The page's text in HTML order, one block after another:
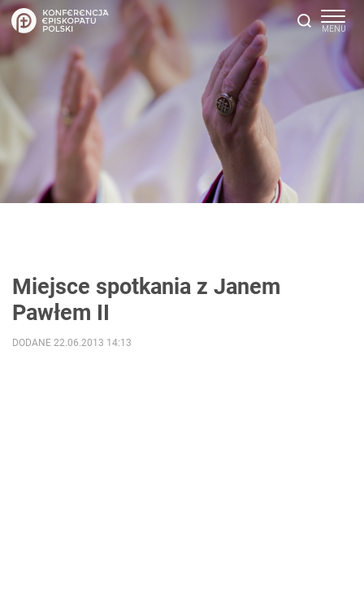
Miejsce spotkania z Janem
Pawłem II
DODANE 22.06.2013 14:13